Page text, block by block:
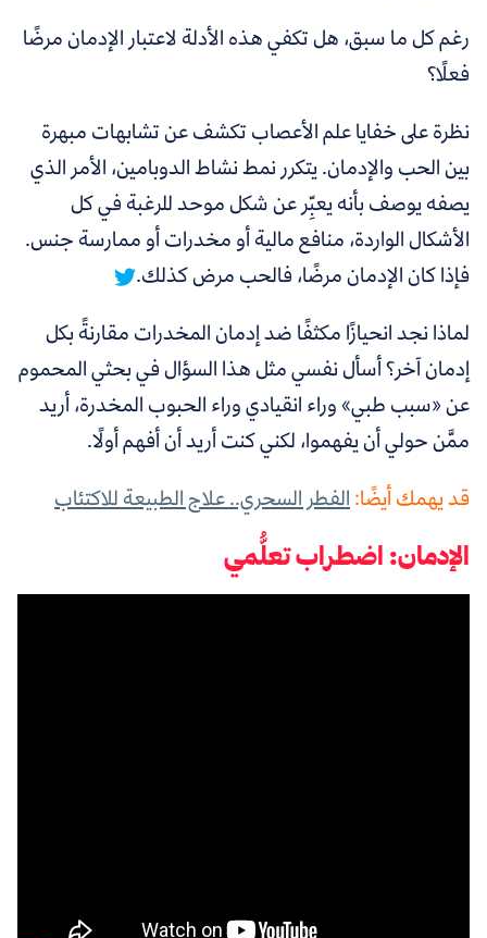
رغم كل ما سبق، هل تكفي هذه الأدلة لاعتبار الإدمان مرضًا
فعلًا؟
نظرة على خفايا علم الأعصاب تكشف عنتشابهات مبهرة
بين الحب والإدمان. يتكرر نمط نشاط الدوبامين، الأمر الذي
يصفه يوصف بأنه يعبِّر عن شكل موحد للرغبة في كل
الأشكال الواردة، منافع مالية أو مخدرات أو ممارسة جنس.
فإذا كان الإدمان مرضًا، فالحب مرض كذلك.
لماذا نجد انحيازًا مكثفًا ضد إدمان المخدرات مقارنةً بكل
إدمان آخر؟ أسأل نفسي مثل هذا السؤال في بحثي المحموم
عن «سبب طبي» وراء انقيادي وراء الحبوب المخدرة، أريد
ممَّن حولي أن يفهموا، لكني كنت أريد أن أفهم أولًا.
قد يهمك أيضًا:الفطر السحري.. علاج الطبيعة للاكتئاب
الإدمان: اضطراب تعلُّمي